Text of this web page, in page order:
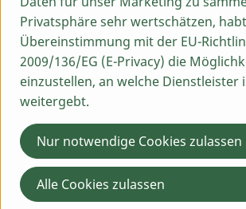
Herkunft
Hersteller: BART
Frankreich
Du hast eine Frage? Wir helfen dir gern:
Privatsphäre sehr wertschätzen,
Übereinstimmung mit der EU-
2009/136/EG (E-Privacy) die
einzustellen, an welche Dienstleister
weitergebt.
Nur notwendige Cookies zulassen
Alle Cookies zulassen